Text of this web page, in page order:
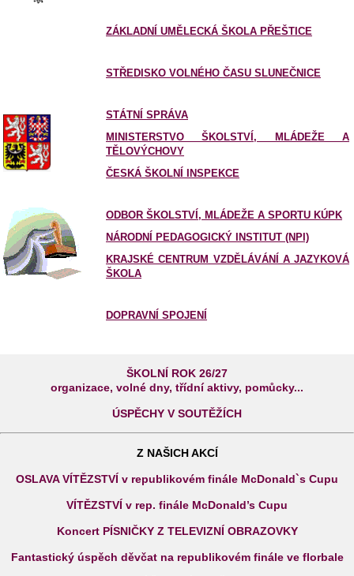
ZÁKLADNÍ UMĚLECKÁ ŠKOLA PŘEŠTICE
STŘEDISKO VOLNÉHO ČASU SLUNEČNICE
STÁTNÍ SPRÁVA
MINISTERSTVO ŠKOLSTVÍ, MLÁDEŽE A
TĚLOVÝCHOVY
ČESKÁ ŠKOLNÍ INSPEKCE
ODBOR ŠKOLSTVÍ, MLÁDEŽE A SPORTU KÚPK
NÁRODNÍ PEDAGOGICKÝ INSTITUT (NPI)
KRAJSKÉ CENTRUM VZDĚLÁVÁNÍ A JAZYKOVÁ
ŠKOLA
DOPRAVNÍ SPOJENÍ
ŠKOLNÍ ROK 26/27
organizace, volné dny, třídní aktivy, pomůcky...
ÚSPĚCHY V SOUTĚŽÍCH
Z NAŠICH AKCÍ
OSLAVA VÍTĚZSTVÍ v republikovém finále McDonald`s Cupu
VÍTĚZSTVÍ v rep. finále McDonald’s Cupu
Koncert PÍSNIČKY Z TELEVIZNÍ OBRAZOVKY
Fantastický úspěch děvčat na republikovém finále ve florbale